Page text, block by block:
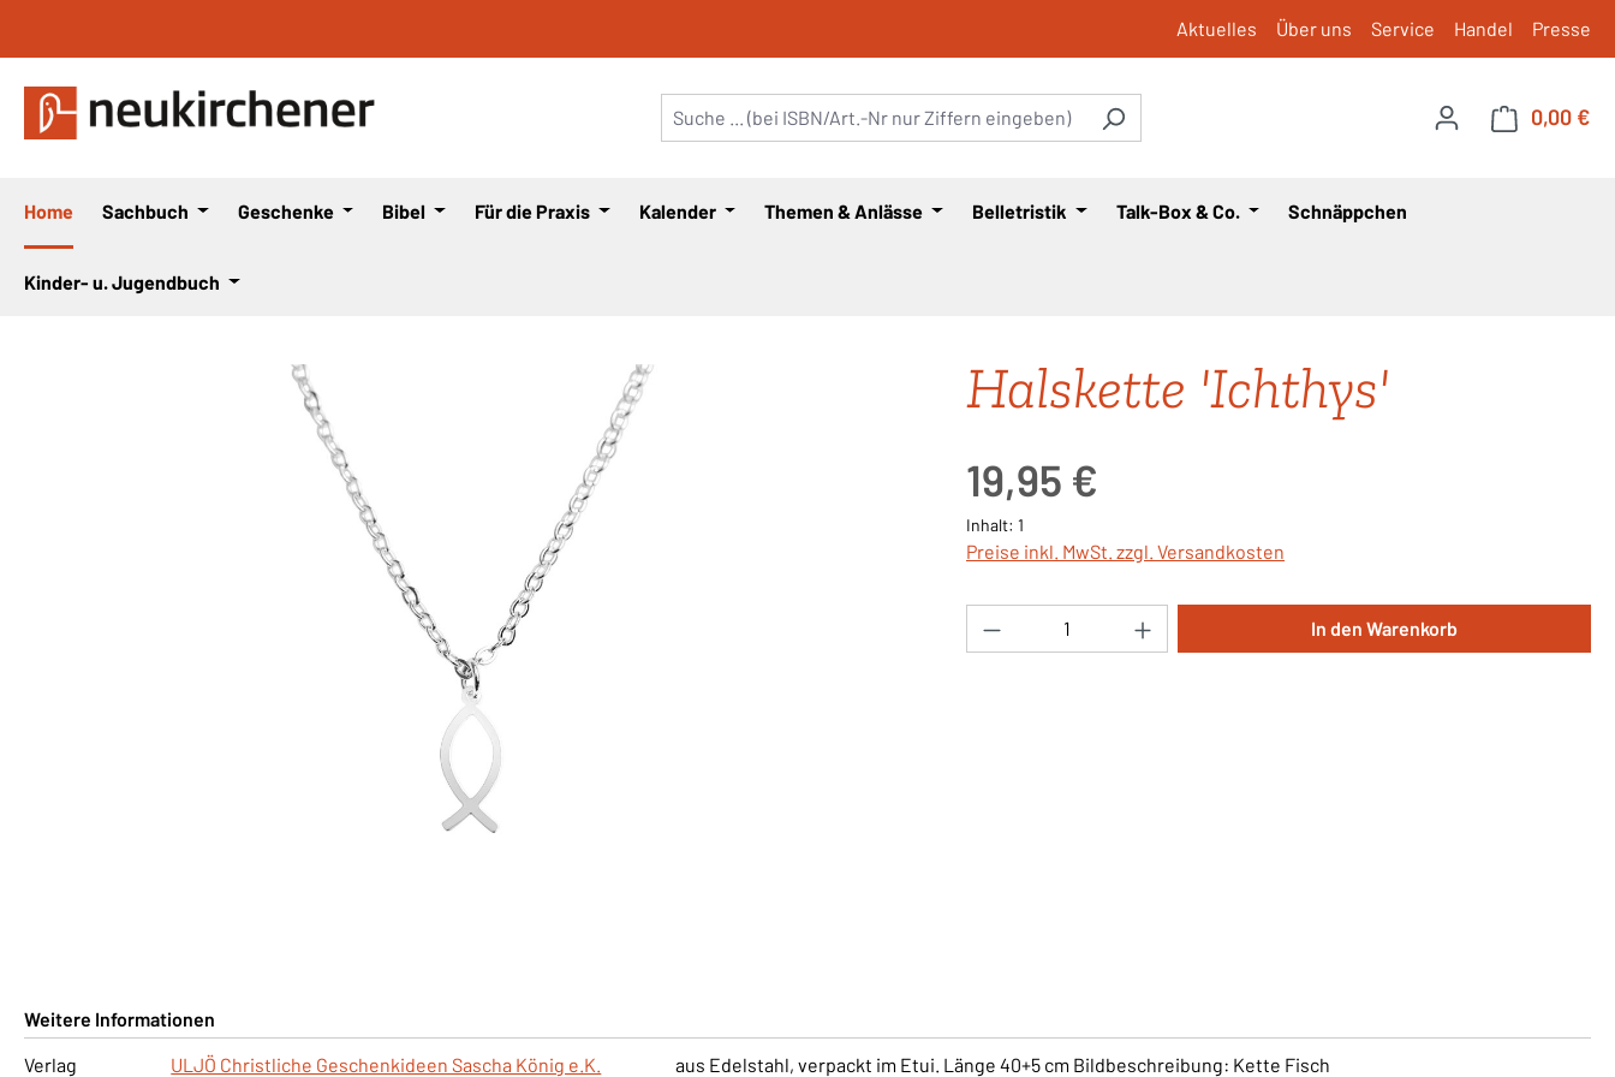
Aktuelles Über uns Service Handel Presse
0,00 €
Home Sachbuch Geschenke Bibel Für die Praxis Kalender Themen & Anlässe Belletristik Talk-Box & Co. Schnäppchen
Kinder- u. Jugendbuch
Halskette 'Ichthys'
19,95 €
Inhalt: 1
Preise inkl. MwSt. zzgl. Versandkosten
Produkt Anzahl: Gib den gewünschten Wert ein
In den Warenkorb
Weitere Informationen
Verlag
ULJÖ Christliche Geschenkideen Sascha König e.K. aus Edelstahl, verpackt im Etui. Länge 40+5 cm Bildbeschreibung: Kette Fisch